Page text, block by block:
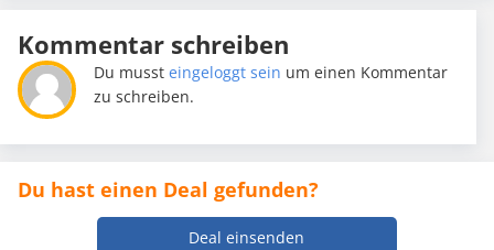
Kommentar schreiben
Du mussteingeloggt sein um einen Kommentar
zu schreiben.
Du hast einen Deal gefunden?
Deal einsenden